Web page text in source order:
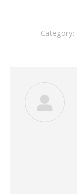
Category: